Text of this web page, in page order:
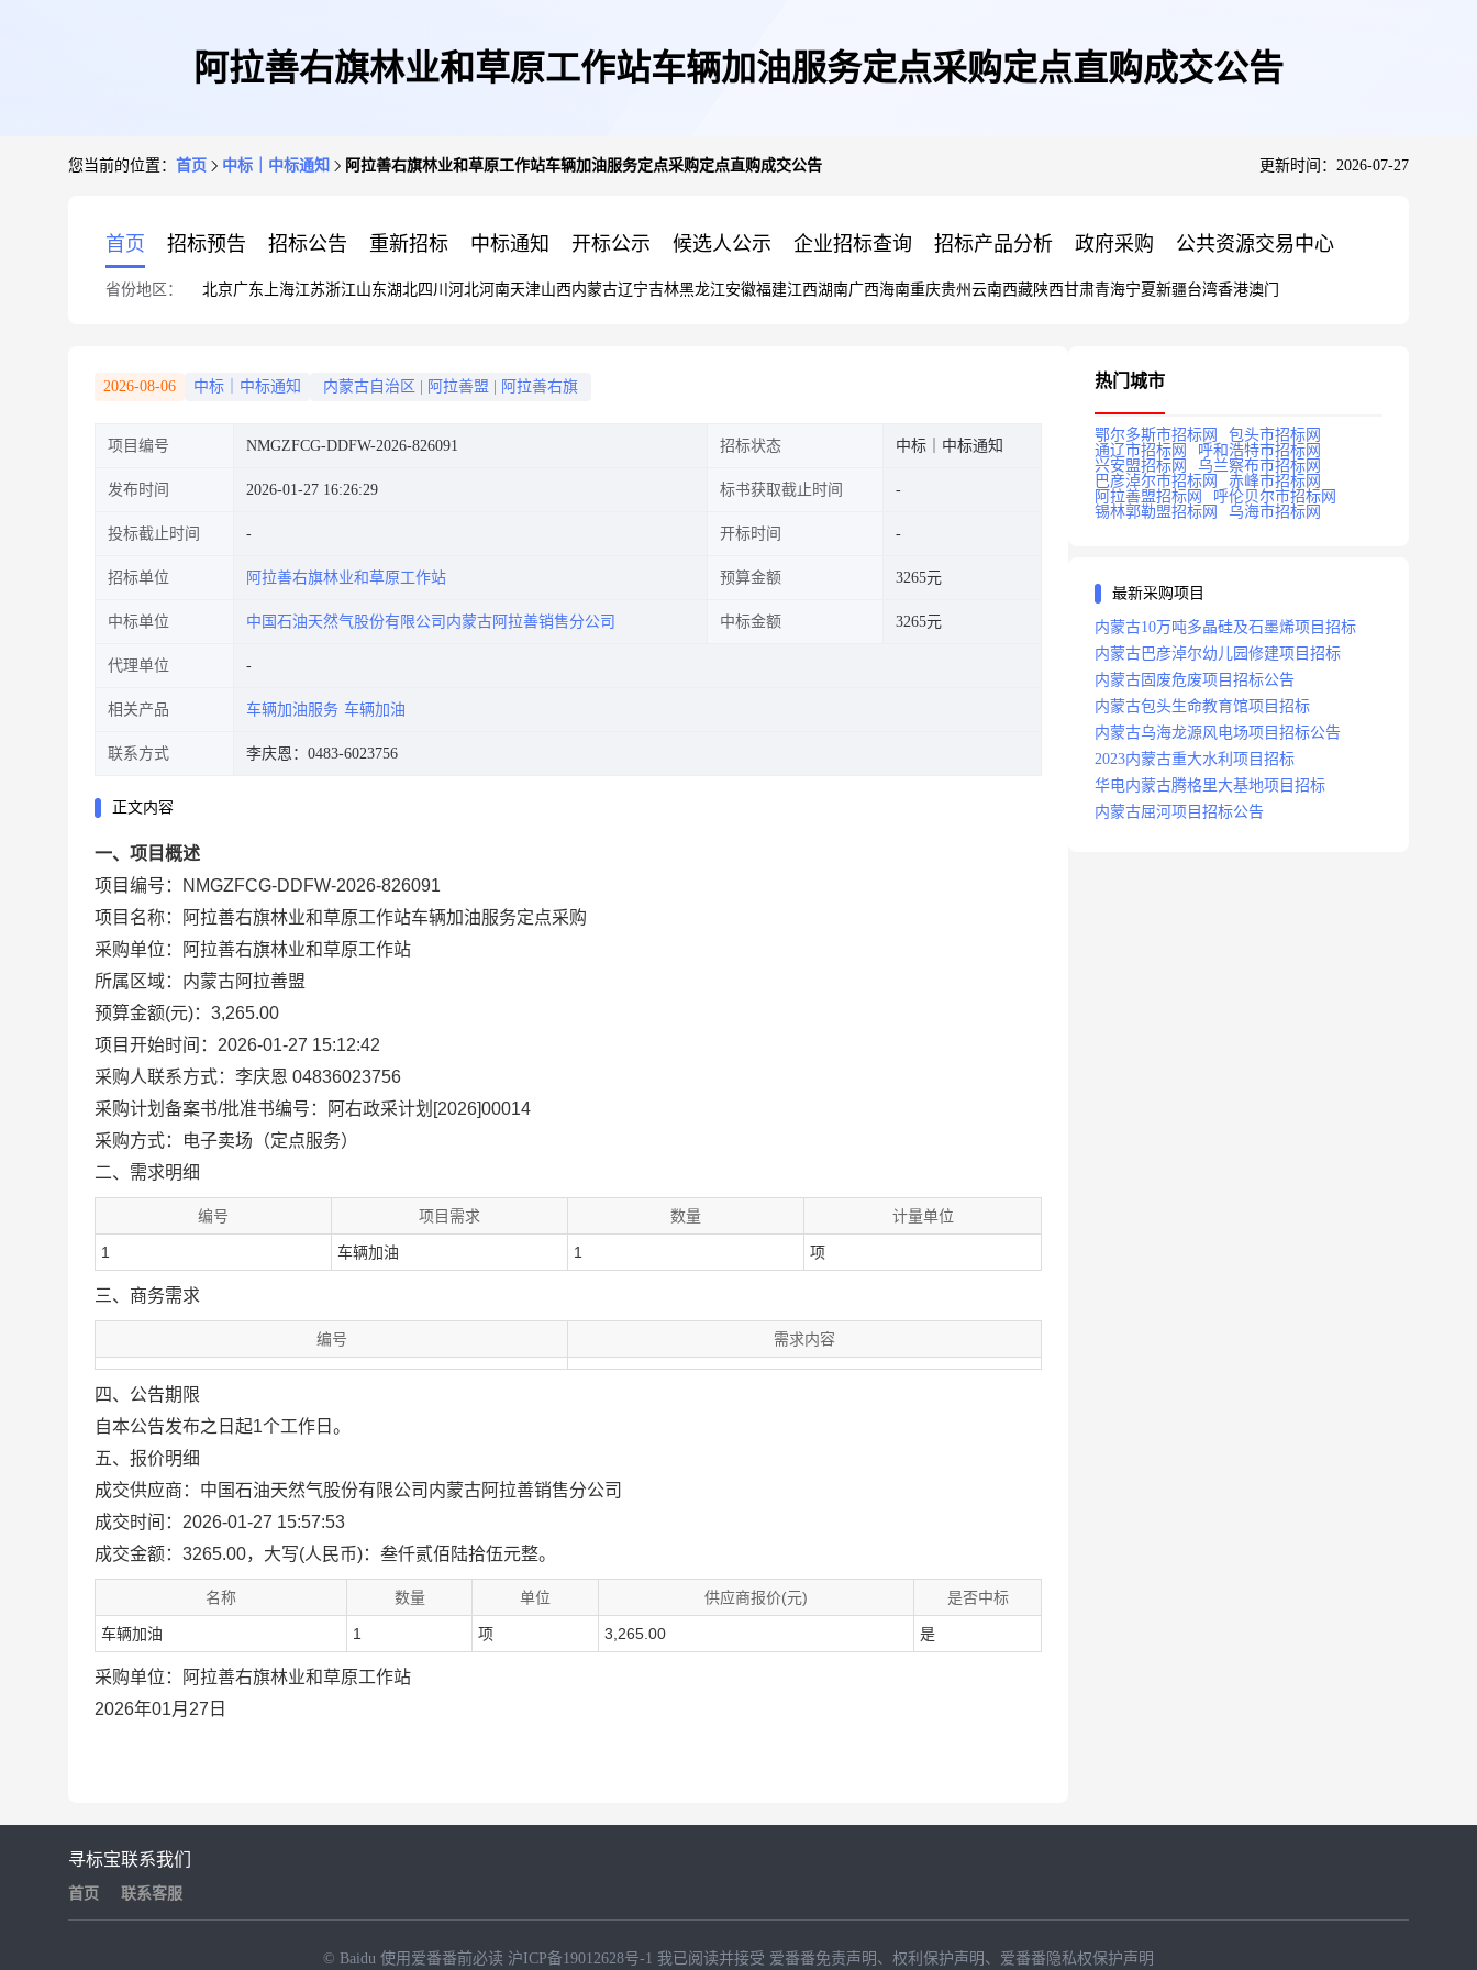
阿拉善右旗林业和草原工作站车辆加油服务定点采购定点直购成交公告
您当前的位置： 首页 中标｜中标通知 阿拉善右旗林业和草原工作站车辆加油服务定点采购定点直购成交公告 更新时间：2026-07-27
首页 招标预告 招标公告 重新招标 中标通知 开标公示 候选人公示 企业招标查询 招标产品分析 政府采购 公共资源交易中心
省份地区： 北京广东 上海江苏浙江山东湖北四川 河北河南天津山西内蒙古辽宁吉林黑龙江安徽福建江西湖南广西海南重庆贵州 云南西藏陕西甘肃青海宁夏新疆台湾香港澳门
2026-08-06 中标｜中标通知 内蒙古自治区 阿拉善盟 阿拉善右旗
项目编号 NMGZFCG-DDFW-2026-826091 招标状态 中标｜中标通知
发布时间 2026-01-27 16:26:29 标书获取截止时间
投标截止时间 开标时间
招标单位 阿拉善右旗林业和草原工作站 预算金额 3265元
中标单位 中国石油天然气股份有限公司内蒙古阿拉善销售分公司 中标金额 3265元
代理单位
相关产品 车辆加油服务 车辆加油
联系方式 李庆恩：0483-6023756
正文内容
一、项目概述
项目编号：NMGZFCG-DDFW-2026-826091
项目名称：阿拉善右旗林业和草原工作站车辆加油服务定点采购
采购单位：阿拉善右旗林业和草原工作站
所属区域：内蒙古阿拉善盟
预算金额(元)：3,265.00
项目开始时间：2026-01-27 15:12:42
采购人联系方式：李庆恩 04836023756
采购计划备案书/批准书编号：阿右政采计划[2026]00014
采购方式：电子卖场（定点服务）
二、需求明细
编号 项目需求 数量 计量单位
1 车辆加油 1 项
三、商务需求
编号 需求内容
四、公告期限
自本公告发布之日起1个工作日。
五、报价明细
成交供应商：中国石油天然气股份有限公司内蒙古阿拉善销售分公司
成交时间：2026-01-27 15:57:53
成交金额：3265.00，大写(人民币)：叁仟贰佰陆拾伍元整。
名称 数量 单位 供应商报价(元) 是否中标
车辆加油 1 项 3,265.00 是
采购单位：阿拉善右旗林业和草原工作站
2026年01月27日
热门城市
鄂尔多斯市招标网
包头市招标网
通辽市招标网
呼和浩特市招标网
兴安盟招标网
乌兰察布市招标网
巴彦淖尔市招标网
赤峰市招标网
阿拉善盟招标网
呼伦贝尔市招标网
锡林郭勒盟招标网
乌海市招标网
最新采购项目
内蒙古10万吨多晶硅及石墨烯项目招标
内蒙古巴彦淖尔幼儿园修建项目招标
内蒙古固废危废项目招标公告
内蒙古包头生命教育馆项目招标
内蒙古乌海龙源风电场项目招标公告
2023内蒙古重大水利项目招标
华电内蒙古腾格里大基地项目招标
内蒙古屈河项目招标公告
寻标宝
首页
联系我们
联系客服
© Baidu 使用爱番番前必读 沪ICP备19012628号-1 我已阅读并接受 爱番番免责声明 、 权利保护声明 、 爱番番隐私权保护声明